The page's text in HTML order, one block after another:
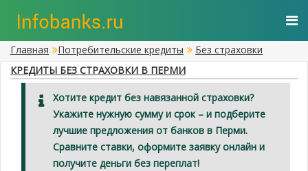
Главная Потребительские кредиты
Без страховки
КРЕДИТЫ БЕЗ СТРАХОВКИ В ПЕРМИ
Хотите кредит без навязанной страховки?
Укажите нужную сумму и срок – и подберите
лучшие предложения от банков в Перми.
Сравните ставки, оформите заявку онлайн и
получите деньги без переплат!